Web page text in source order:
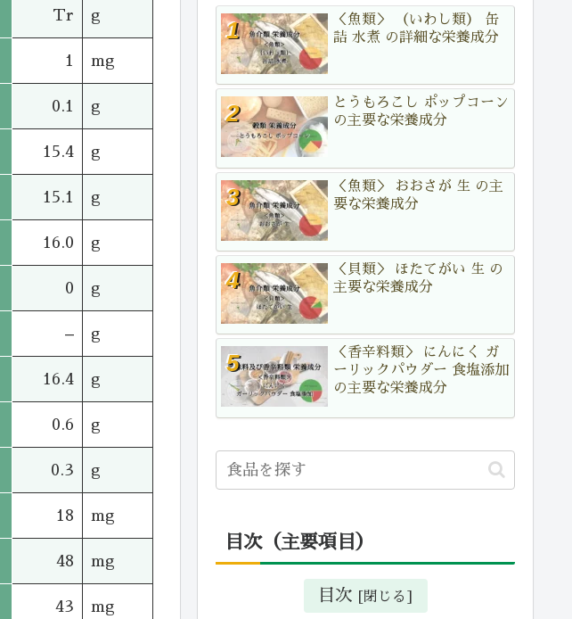
Tr g
1 mg
0.1 g
15.4 g
15.1 g
16.0 g
0 g
– g
16.4 g
0.6 g
0.3 g
18 mg
48 mg
43 mg
＜魚類＞ （いわし類） 缶
詰 水煮 の詳細な栄養成分
とうもろこし ポップコーン
の主要な栄養成分
＜魚類＞ おおさが 生 の主
要な栄養成分
＜貝類＞ ほたてがい 生 の
主要な栄養成分
＜香辛料類＞ にんにく ガ
ーリックパウダー 食塩添加
の主要な栄養成分
目次（主要項目）
目次